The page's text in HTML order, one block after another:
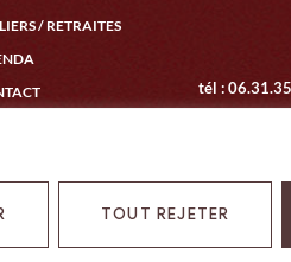
TOUT REJETER
/ RETRAITES
tél :
Mentions